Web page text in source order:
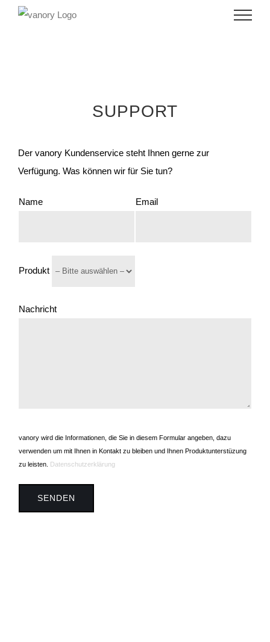
SUPPORT
Der vanory Kundenservice steht Ihnen gerne zur
Verfügung. Was können wir für Sie tun?
Name Email
Produkt
Nachricht
vanory wird die Informationen, die Sie in diesem Formular angeben, dazu
verwenden um mit Ihnen in Kontakt zu bleiben und Ihnen Produktunterstüzung
zu leisten. Datenschutzerklärung